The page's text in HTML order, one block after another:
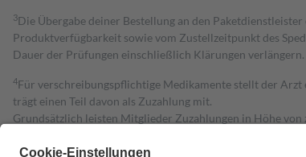
3Die Übergabe deiner Bestellung an den
Produktverfügbarkeit sowie vom Zustellzeitpunkt des
Dauer der Prüfungen einschließlich Klärungen verlängern.
4Für verschreibungspflichtige Medikamente stellt der Arzt
trägt einen Teil davon als Zuzahlung mit.
Grundsätzlich leisten Mitglieder Zuzahlungen in Höhe von
Diese Regeln gelten grundsätzlich auch für Online-